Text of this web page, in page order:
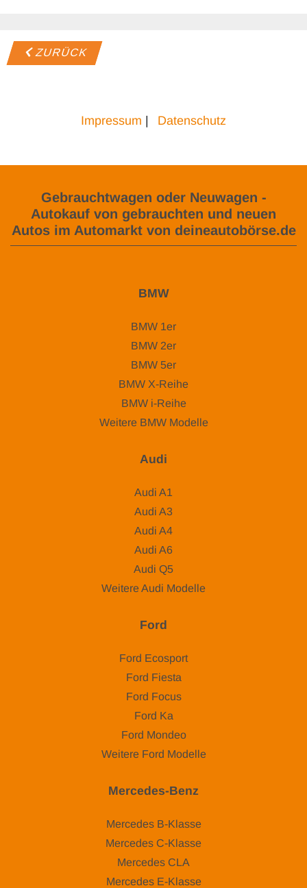
ZURÜCK
Impressum | Datenschutz
Gebrauchtwagen oder Neuwagen -
Autokauf von gebrauchten und neuen
Autos im Automarkt von deineautobörse.de
BMW
BMW 1er
BMW 2er
BMW 5er
BMW X-Reihe
BMW i-Reihe
Weitere BMW Modelle
Audi
Audi A1
Audi A3
Audi A4
Audi A6
Audi Q5
Weitere Audi Modelle
Ford
Ford Ecosport
Ford Fiesta
Ford Focus
Ford Ka
Ford Mondeo
Weitere Ford Modelle
Mercedes-Benz
Mercedes B-Klasse
Mercedes C-Klasse
Mercedes CLA
Mercedes E-Klasse